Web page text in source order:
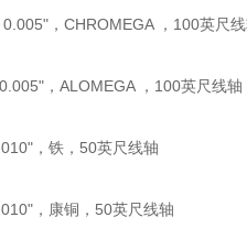
，CHROMEGA ，100英尺
，ALOMEGA ，100英尺线轴
，铁，50英尺线轴
，康铜，50英尺线轴